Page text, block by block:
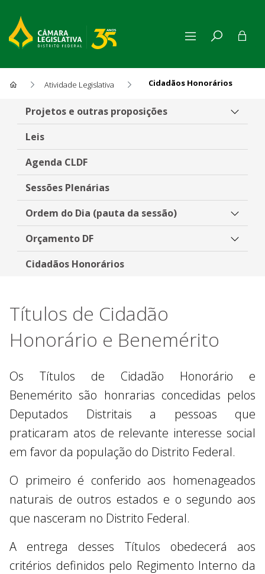
Atividade Legislativa Cidadãos Honorários
Cidadãos Honorários
Projetos e outras proposições
Leis
Agenda CLDF
Sessões Plenárias
Ordem do Dia (pauta da sessão)
Orçamento DF
Cidadãos Honorários
Títulos de Cidadão
Honorário e Benemérito
Os Títulos de Cidadão Honorário e
Benemérito são honrarias concedidas pelos
Deputados Distritais a pessoas que
praticaram atos de relevante interesse social
em favor da população do Distrito Federal.
O primeiro é conferido aos homenageados
naturais de outros estados e o segundo aos
que nasceram no Distrito Federal.
A entrega desses Títulos obedecerá aos
critérios definidos pelo Regimento Interno da